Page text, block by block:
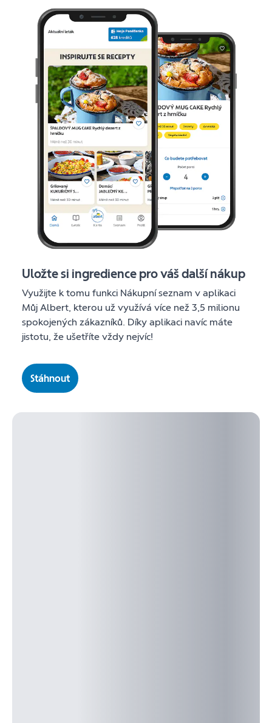
Uložte si ingredience pro váš další nákup
Využijte k tomu funkci Nákupní seznam v aplikaci
Můj Albert, kterou už využívá více než 3,5 milionu
spokojených zákazníků. Díky aplikaci navíc máte
jistotu, že ušetříte vždy nejvíc!
Stáhnout